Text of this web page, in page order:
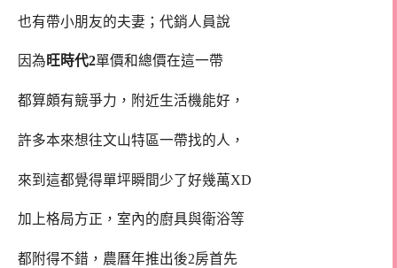
也有帶小朋友的夫妻；代銷人員說
因為 旺時代2單價和總價在這一帶
都算頗有競爭力，附近生活機能好，
許多本來想往文山特區一帶找的人，
來到這都覺得單坪瞬間少了好幾萬XD
加上格局方正，室內的廚具與衛浴等
都附得不錯，農曆年推出後2房首先